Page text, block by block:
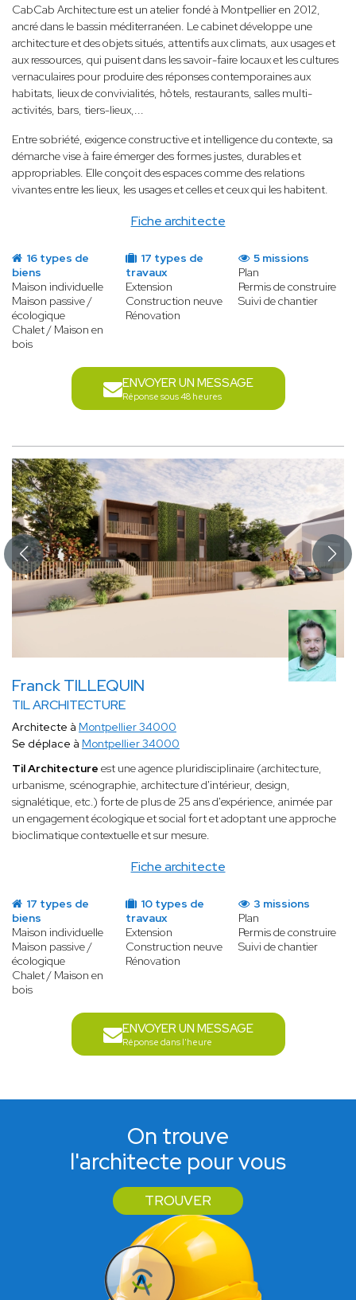
Fiche architecte
CabCab Architecture est un atelier fondé à Montpellier en 2012,
ancré dans le bassin méditerranéen. Le cabinet développe une
architecture et des objets situés, attentifs aux climats, aux usages et
aux ressources, qui puisent dans les savoir-faire locaux et les cultures
vernaculaires pour produire des réponses contemporaines aux
habitats, lieux de convivialités, hôtels, restaurants, salles multi-
activités, bars, tiers-lieux,...
Entre sobriété, exigence constructive et intelligence du contexte, sa
démarche vise à faire émerger des formes justes, durables et
appropriables. Elle conçoit des espaces comme des relations
vivantes entre les lieux, les usages et celles et ceux qui les habitent.
16 types de
biens
Maison individuelle
Maison passive /
écologique
Chalet / Maison en
bois
17 types de
travaux
Extension
Construction neuve
Rénovation
5 missions
Plan
Permis de construire
Suivi de chantier
ENVOYER UN MESSAGE
Réponse sous 48 heures
Franck TILLEQUIN
TIL ARCHITECTURE
Fiche architecte
Architecte à Montpellier 34000
Se déplace à Montpellier 34000
Til Architecture est une agence pluridisciplinaire (architecture,
urbanisme, scénographie, architecture d'intérieur, design,
signalétique, etc.) forte de plus de 25 ans d'expérience, animée par
un engagement écologique et social fort et adoptant une approche
bioclimatique contextuelle et sur mesure.
17 types de
biens
Maison individuelle
Maison passive /
écologique
Chalet / Maison en
bois
10 types de
travaux
Extension
Construction neuve
Rénovation
3 missions
Plan
Permis de construire
Suivi de chantier
ENVOYER UN MESSAGE
Réponse dans l'heure
On trouve
l'architecte pour vous
TROUVER